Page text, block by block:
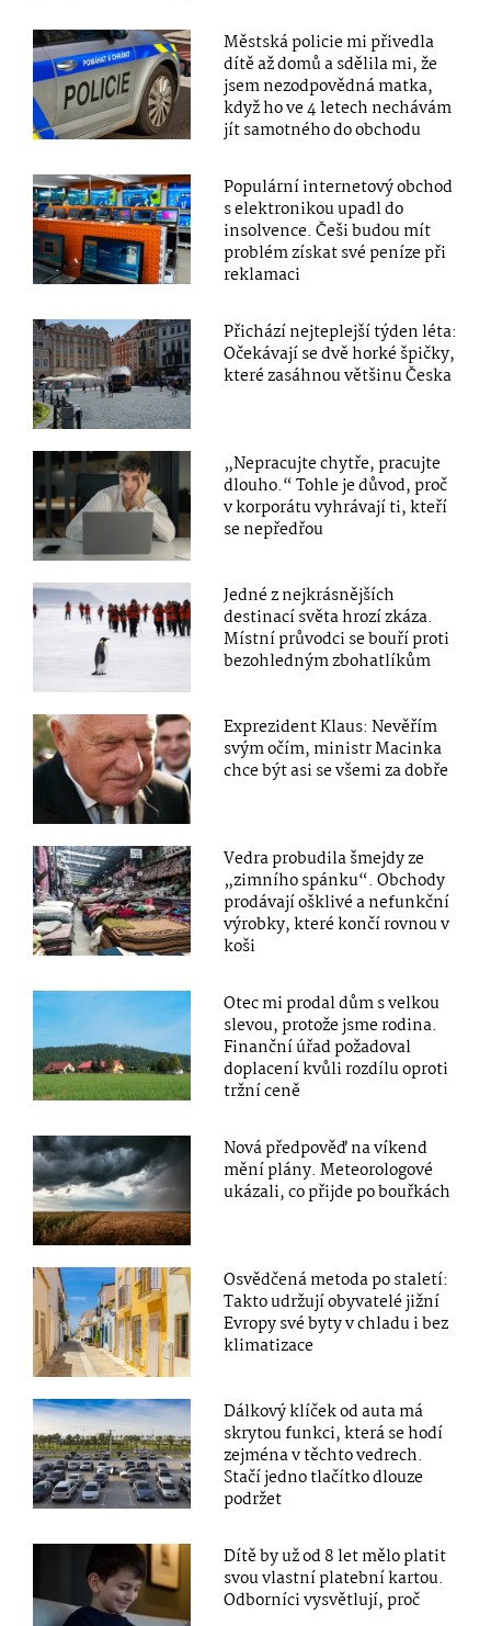
Městská policie mi přivedla
dítě až domů a sdělila mi, že
jsem nezodpovědná matka,
když ho ve 4 letech nechávám
jít samotného do obchodu
Populární internetový obchod
s elektronikou upadl do
insolvence. Češi budou mít
problém získat své peníze při
reklamaci
Přichází nejteplejší týden léta:
Očekávají se dvě horké špičky,
které zasáhnou většinu Česka
„Nepracujte chytře, pracujte
dlouho.“ Tohle je důvod, proč
v korporátu vyhrávají ti, kteří
se nepředřou
Jedné z nejkrásnějších
destinací světa hrozí zkáza.
Místní průvodci se bouří proti
bezohledným zbohatlíkům
Exprezident Klaus: Nevěřím
svým očím, ministr Macinka
chce být asi se všemi za dobře
Vedra probudila šmejdy ze
„zimního spánku“. Obchody
prodávají ošklivé a nefunkční
výrobky, které končí rovnou v
koši
Otec mi prodal dům s velkou
slevou, protože jsme rodina.
Finanční úřad požadoval
doplacení kvůli rozdílu oproti
tržní ceně
Nová předpověď na víkend
mění plány. Meteorologové
ukázali, co přijde po bouřkách
Osvědčená metoda po staletí:
Takto udržují obyvatelé jižní
Evropy své byty v chladu i bez
klimatizace
Dálkový klíček od auta má
skrytou funkci, která se hodí
zejména v těchto vedrech.
Stačí jedno tlačítko dlouze
podržet
Dítě by už od 8 let mělo platit
svou vlastní platební kartou.
Odborníci vysvětlují, proč